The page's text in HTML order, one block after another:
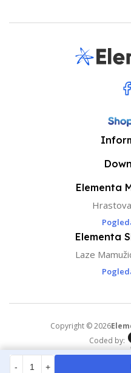
- +
Elementa
Elementa
Laze
Copyright © 2026
Coded by: